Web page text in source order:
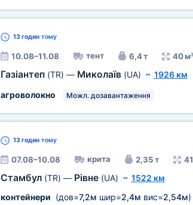
13 годинтому
10.08–11.08 тент 6,4 т 40
Газіантеп (TR) — Миколаїв (UA) ~ 1926 км
агроволокно
Можл. дозавантаження
13 годинтому
07.08–10.08 крита 2,35 т
Стамбул (TR) — Рівне (UA) ~ 1522 км
контейнери (дов=7,2м шир=2,4м вис=2,54м)